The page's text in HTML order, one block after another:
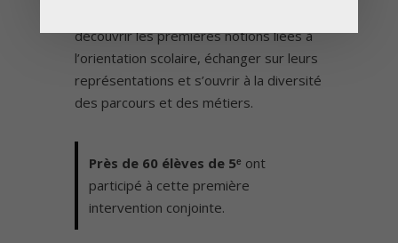
découvrir les premières notions liées à
l’orientation scolaire, échanger sur leurs
représentations et s’ouvrir à la diversité
des parcours et des métiers.
Près de 60 élèves de 5ᵉ ont
participé à cette première
intervention conjointe.